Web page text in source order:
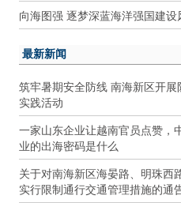
向海图强 逐梦深蓝海洋强国建设
最新新闻
筑牢暑期安全防线 南海新区开展
实践活动
一家山东企业让越南官员点赞，
业的出海密码是什么
关于对南海新区海晏路、明珠西
实行限制通行交通管理措施的通